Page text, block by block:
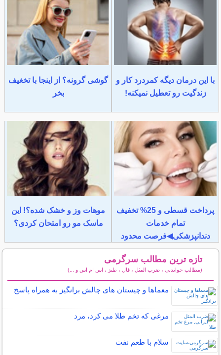
با این درمان دیگه کمردرد کار و
زندگیت رو تعطیل نمیکنه!
گوشی گرونه؟ از اینجا با تخغیف
بخر
پرداخت قسطی و 25% تخفیف
تمام خدمات
دندانپزشکی◀فرصت محدود
موهات وز و خشک شده؟! این
ماسک مو رو امتحان کردی؟
تازه ترین مطالب سرگرمی
(مطالب خواندنی ، ضرب المثل ، فال ، طنز ، اس ام اس و ...)
معماها و چیستان های چالش برانگیز به همراه پاسخ
مرغی که تخم طلا می کرد، مرد
سلام با طعم نفت